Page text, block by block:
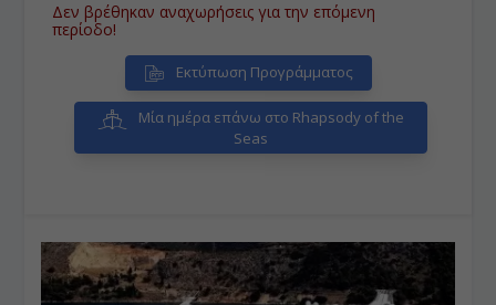
Δεν βρέθηκαν αναχωρήσεις για την επόμενη
περίοδο!
Εκτύπωση Προγράμματος
Μία ημέρα επάνω στο Rhapsody of the
Seas